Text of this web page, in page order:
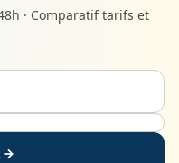
· Comparatif tarifs et